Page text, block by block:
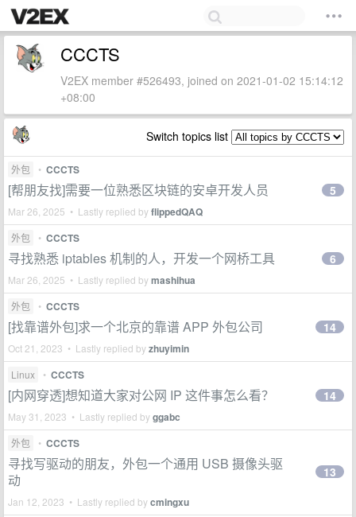
CCCTS
V2EX member #526493, joined on 2021-01-02 15:14:12
+08:00
Switch topics list
外包 • CCCTS
[帮朋友找]需要一位熟悉区块链的安卓开发人员
Mar 26, 2025 • Lastly replied byflippedQAQ
5
外包 • CCCTS
寻找熟悉 iptables 机制的人，开发一个网桥工具
Mar 26, 2025 • Lastly replied bymashihua
6
外包 • CCCTS
[找靠谱外包]求一个北京的靠谱 APP 外包公司
Oct 21, 2023 • Lastly replied byzhuyimin
14
Linux • CCCTS
[内网穿透]想知道大家对公网 IP 这件事怎么看？
May 31, 2023 • Lastly replied byggabc
14
外包 • CCCTS
寻找写驱动的朋友，外包一个通用 USB 摄像头驱
动
Jan 12, 2023 • Lastly replied bycmingxu
13